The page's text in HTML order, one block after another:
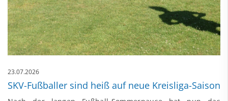
23.07.2026
SKV-Fußballer sind heiß auf neue Kreisliga-Saison